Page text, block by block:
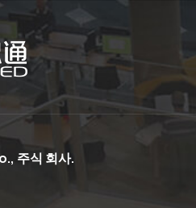
주식 회사.